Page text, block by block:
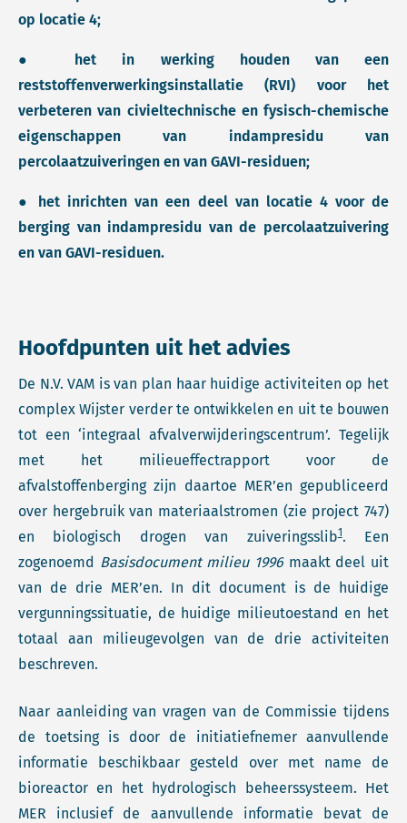
op locatie 4;
● het in werking houden van een
reststoffenverwerkingsinstallatie (RVI) voor het
verbeteren van civieltechnische en fysisch-chemische
eigenschappen van indampresidu van
percolaatzuiveringen en van GAVI-residuen;
● het inrichten van een deel van locatie 4 voor de
berging van indampresidu van de percolaatzuivering
en van GAVI-residuen.
Hoofdpunten uit het advies
De N.V. VAM is van plan haar huidige activiteiten op het
complex Wijster verder te ontwikkelen en uit te bouwen
tot een ‘integraal afvalverwijderingscentrum’. Tegelijk
met het milieueffectrapport voor de
afvalstoffenberging zijn daartoe MER’en gepubliceerd
over hergebruik van materiaalstromen (zie project 747)
en biologisch drogen van zuiveringsslib1. Een
zogenoemd Basisdocument milieu 1996maakt deel uit
van de drie MER’en. In dit document is de huidige
vergunningssituatie, de huidige milieutoestand en het
totaal aan milieugevolgen van de drie activiteiten
beschreven.
Naar aanleiding van vragen van de Commissie tijdens
de toetsing is door de initiatiefnemer aanvullende
informatie beschikbaar gesteld over met name de
bioreactor en het hydrologisch beheerssysteem. Het
MER inclusief de aanvullende informatie bevat de